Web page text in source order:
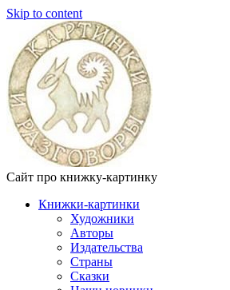
Skip to content
Сайт про книжку-картинку
Книжки-картинки
Художники
Авторы
Издательства
Страны
Сказки